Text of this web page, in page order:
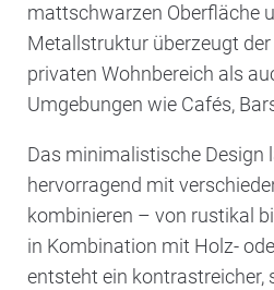
mattschwarzen Oberfläche
Metallstruktur überzeugt
privaten Wohnbereich als
Umgebungen wie Cafés,
Das minimalistische Design
hervorragend mit
kombinieren – von rustikal
in Kombination mit Holz-
entsteht ein kontrastreicher,